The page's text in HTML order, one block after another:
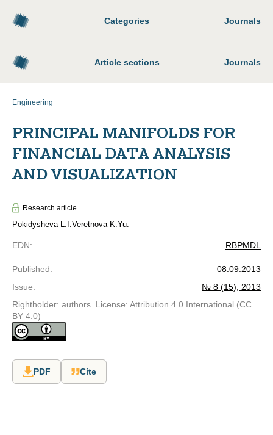
Categories Journals
Article sections Journals
Engineering
PRINCIPAL MANIFOLDS FOR
FINANCIAL DATA ANALYSIS
AND VISUALIZATION
Research article
Pokidysheva L.I.Veretnova K.Yu.
EDN: RBPMDL
Published:
08.09.2013
Issue:
№ 8 (15), 2013
Rightholder: authors. License: Attribution 4.0 International (CC
BY 4.0)
PDF Cite